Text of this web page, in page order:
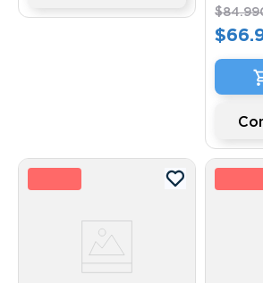
$84.
$66.
%
6